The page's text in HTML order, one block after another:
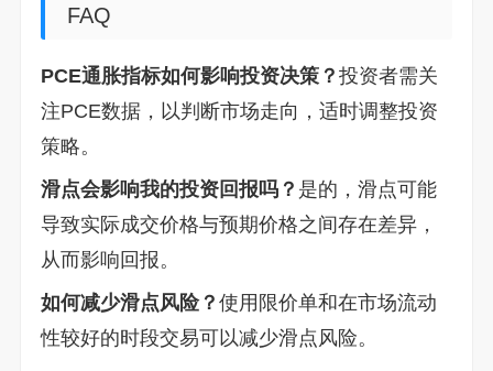
FAQ
PCE通胀指标如何影响投资决策？ 投资者需关
注PCE数据，以判断市场走向，适时调整投资
策略。
滑点会影响我的投资回报吗？ 是的，滑点可能
导致实际成交价格与预期价格之间存在差异，
从而影响回报。
如何减少滑点风险？ 使用限价单和在市场流动
性较好的时段交易可以减少滑点风险。